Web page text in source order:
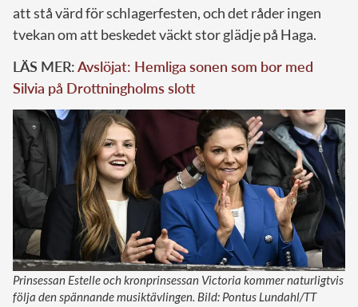
att stå värd för schlagerfesten, och det råder ingen
tvekan om att beskedet väckt stor glädje på Haga.
LÄS MER:Avslöjat: Hemliga sonen som bor med
Silvia på Drottningholms slott
Prinsessan Estelle och kronprinsessan Victoria kommer naturligtvis
följa den spännande musiktävlingen. Bild: Pontus Lundahl/TT